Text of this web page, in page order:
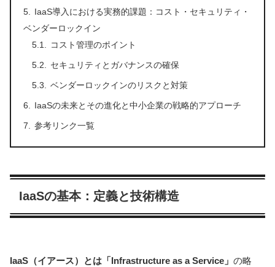
IaaS導入における実務的課題：コスト・セキュリティ・
ベンダーロックイン
コスト管理のポイント
セキュリティとガバナンスの確保
ベンダーロックインのリスクと対策
IaaSの未来とその進化と中小企業の戦略的アプローチ
参考リンク一覧
IaaSの基本：定義と技術構造
IaaS（イアース）とは「Infrastructure as a Service」 の略